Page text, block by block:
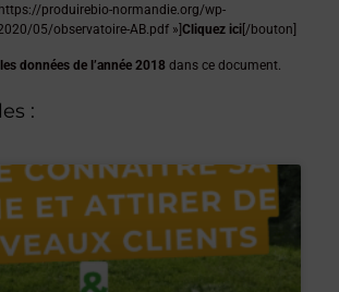
produirebio-normandie.org/wp-
05/observatoire-AB.pdf »] Cliquez ici [/bouton]
les données de l’année 2018 dans ce document.
: